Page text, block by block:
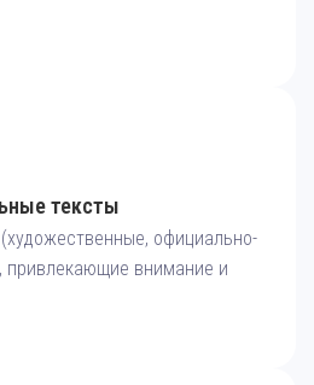
тексты
официально-
внимание и